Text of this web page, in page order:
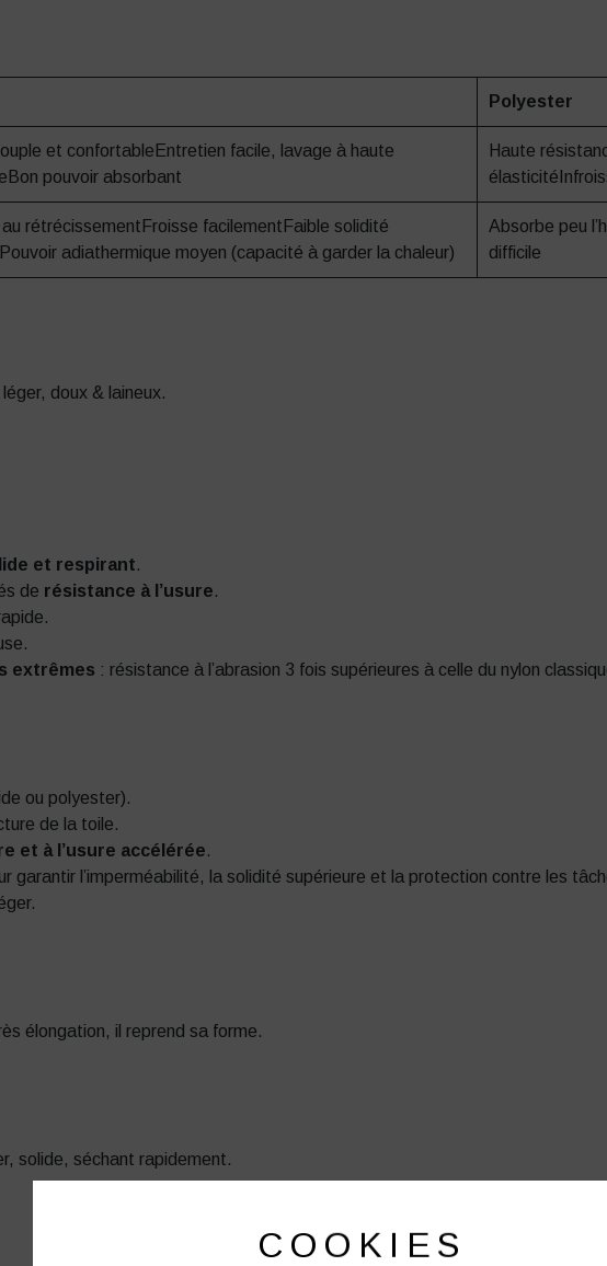
Polyester
et confortableEntretien facile, lavage à haute
pouvoir absorbant
Haute
au rétrécissementFroisse facilementFaible solidité
adiathermique moyen (capacité à garder la chaleur)
Absorbe peu
difficile
doux & laineux.
et respirant.
de résistance à l’usure.
extrêmes : résistance à l’abrasion 3 fois supérieures à celle du nylon
ou polyester).
de la toile.
et à l’usure accélérée.
garantir l’imperméabilité, la solidité supérieure et la protection contre les
élongation, il reprend sa forme.
solide, séchant rapidement.
COOKIES